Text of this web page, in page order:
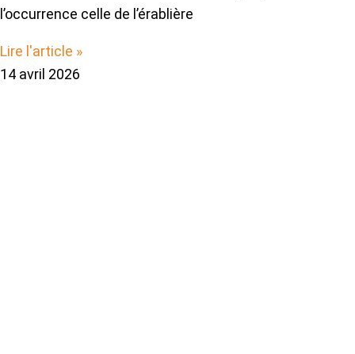
l’occurrence celle de l’érablière
Lire l'article »
14 avril 2026